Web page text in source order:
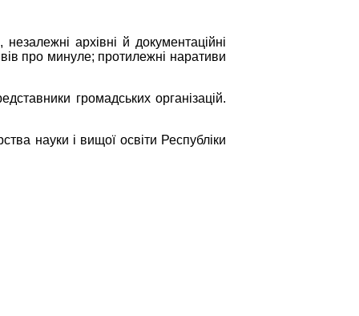
архівні й документаційні
про минуле; протилежні наративи
громадських організацій.
науки і вищої освіти Республіки